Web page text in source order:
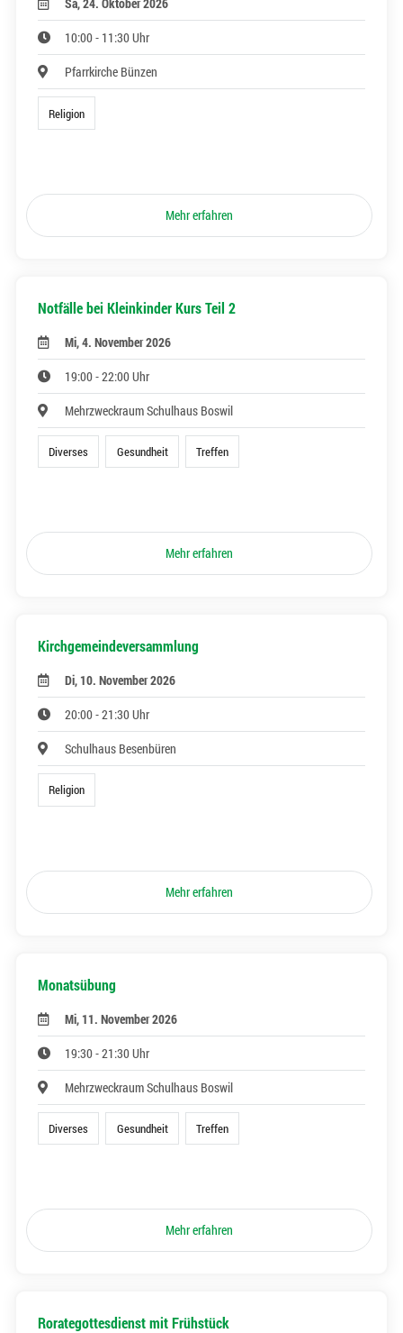
Sa, 24. Oktober 2026
10:00 - 11:30 Uhr
Pfarrkirche Bünzen
Religion
Mehr erfahren
Notfälle bei Kleinkinder Kurs Teil 2
Mi, 4. November 2026
19:00 - 22:00 Uhr
Mehrzweckraum Schulhaus Boswil
Diverses Gesundheit Treffen
Mehr erfahren
Kirchgemeindeversammlung
Di, 10. November 2026
20:00 - 21:30 Uhr
Schulhaus Besenbüren
Religion
Mehr erfahren
Monatsübung
Mi, 11. November 2026
19:30 - 21:30 Uhr
Mehrzweckraum Schulhaus Boswil
Diverses Gesundheit Treffen
Mehr erfahren
Rorategottesdienst mit Frühstück